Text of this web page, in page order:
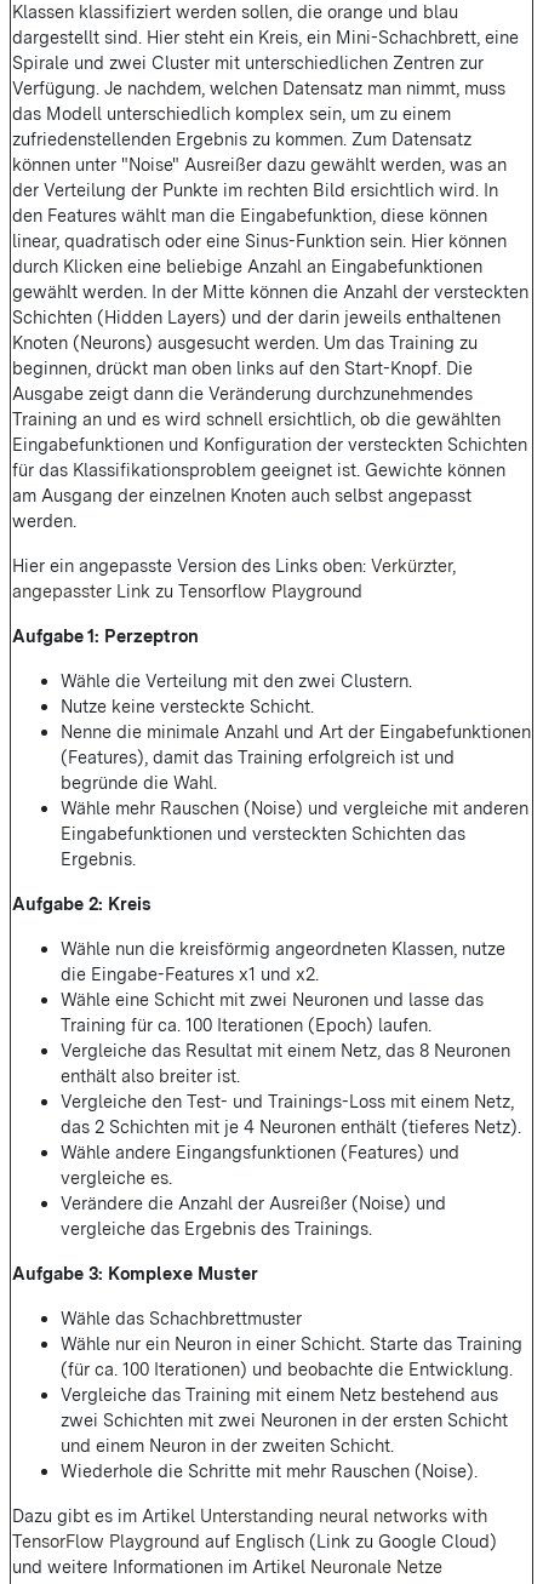
Klassen klassifiziert werden sollen, die orange und blau
dargestellt sind. Hier steht ein Kreis, ein Mini-Schachbrett, eine
Spirale und zwei Cluster mit unterschiedlichen Zentren zur
Verfügung. Je nachdem, welchen Datensatz man nimmt, muss
das Modell unterschiedlich komplex sein, um zu einem
zufriedenstellenden Ergebnis zu kommen. Zum Datensatz
können unter
Noise Ausreißer dazu gewählt werden, was an
der Verteilung der Punkte im rechten Bild ersichtlich wird. In
den Features wählt man die Eingabefunktion, diese können
linear, quadratisch oder eine Sinus-Funktion sein. Hier können
durch Klicken eine beliebige Anzahl an Eingabefunktionen
gewählt werden. In der Mitte können die Anzahl der versteckten
Schichten (Hidden Layers) und der darin jeweils enthaltenen
Knoten (Neurons) ausgesucht werden. Um das Training zu
beginnen, drückt man oben links auf den Start-Knopf. Die
Ausgabe zeigt dann die Veränderung durchzunehmendes
Training an und es wird schnell ersichtlich, ob die gewählten
Eingabefunktionen und Konfiguration der versteckten Schichten
für das Klassifikationsproblem geeignet ist. Gewichte können
am Ausgang der einzelnen Knoten auch selbst angepasst
werden.
Hier ein angepasste Version des Links oben: Verkürzter,
angepasster Link zu Tensorflow Playground
Aufgabe 1: Perzeptron
Wähle die Verteilung mit den zwei Clustern.
Nutze keine versteckte Schicht.
Nenne die minimale Anzahl und Art der Eingabefunktionen
(Features), damit das Training erfolgreich ist und
begründe die Wahl.
Wähle mehr Rauschen (Noise) und vergleiche mit anderen
Eingabefunktionen und versteckten Schichten das
Ergebnis.
Aufgabe 2: Kreis
Wähle nun die kreisförmig angeordneten Klassen, nutze
die Eingabe-Features x1 und x2.
Wähle eine Schicht mit zwei Neuronen und lasse das
Training für ca. 100 Iterationen (Epoch) laufen.
Vergleiche das Resultat mit einem Netz, das 8 Neuronen
enthält also breiter ist.
Vergleiche den Test- und Trainings-Loss mit einem Netz,
das 2 Schichten mit je 4 Neuronen enthält (tieferes Netz).
Wähle andere Eingangsfunktionen (Features) und
vergleiche es.
Verändere die Anzahl der Ausreißer (Noise) und
vergleiche das Ergebnis des Trainings.
Aufgabe 3: Komplexe Muster
Wähle das Schachbrettmuster
Wähle nur ein Neuron in einer Schicht. Starte das Training
(für ca. 100 Iterationen) und beobachte die Entwicklung.
Vergleiche das Training mit einem Netz bestehend aus
zwei Schichten mit zwei Neuronen in der ersten Schicht
und einem Neuron in der zweiten Schicht.
Wiederhole die Schritte mit mehr Rauschen (Noise).
Dazu gibt es im Artikel Unterstanding neural networks with
TensorFlow Playground auf Englisch (Link zu Google Cloud)
und weitere Informationen im Artikel Neuronale Netze